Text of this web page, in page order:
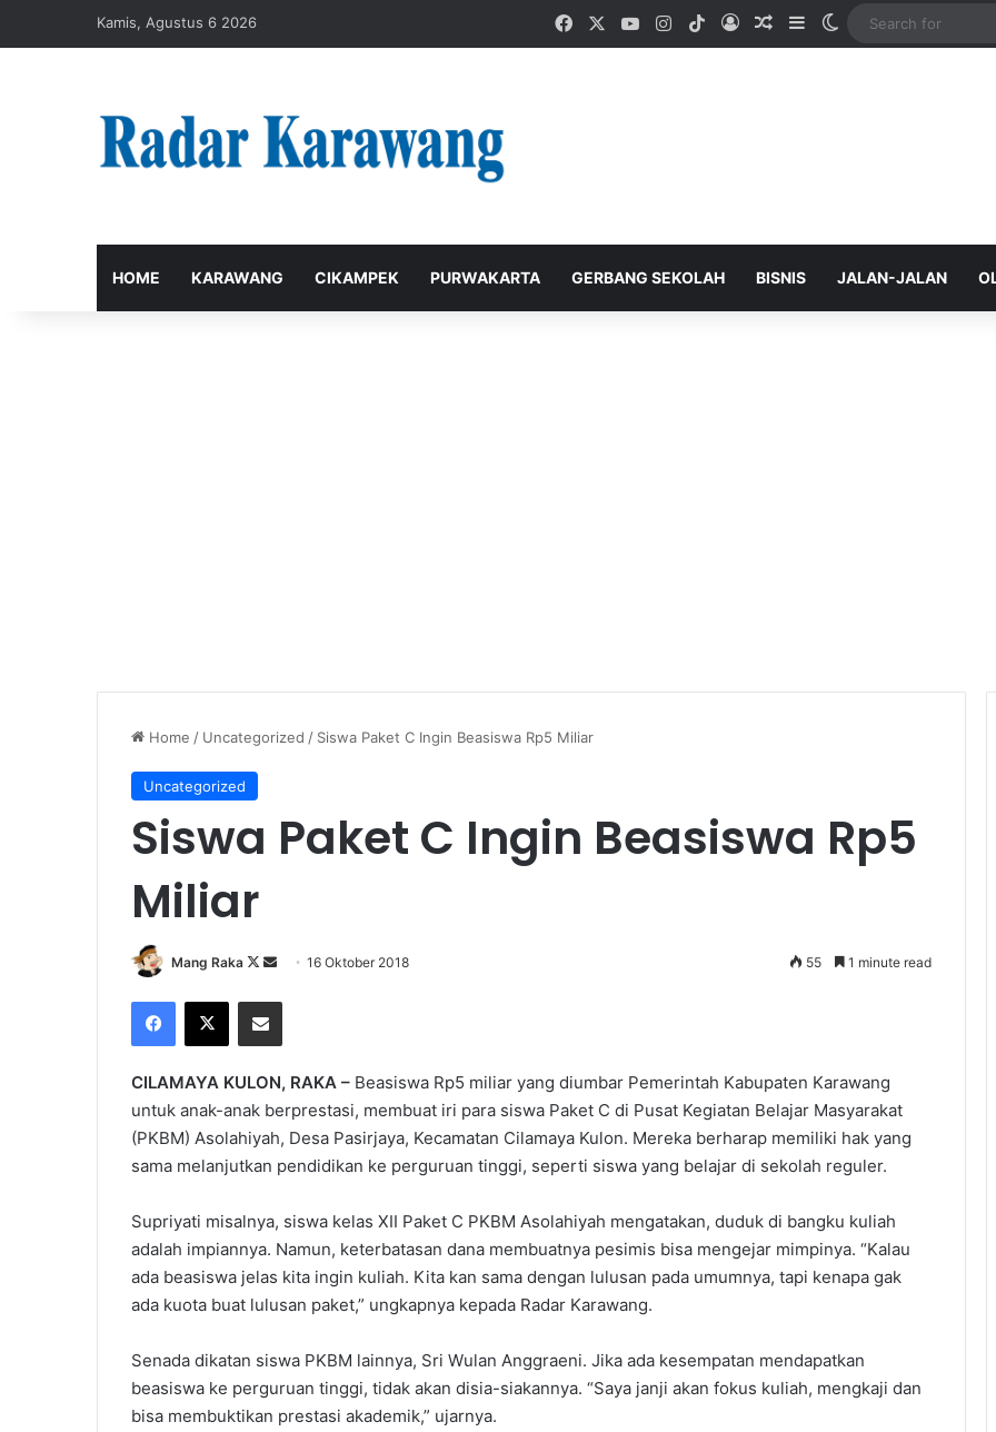
Kamis, Agustus 6 2026 FacebookYouTubeInstagram
TikTokLog InRandom Article
SidebarSwitch skin
HOME KARAWANG CIKAMPEK PURWAKARTA GERBANG SEKOLAH BISNIS JALAN-JALAN
Home / Uncategorized / Siswa Paket C Ingin Beasiswa Rp5 Miliar
Uncategorized
Siswa Paket C Ingin Beasiswa Rp5
Miliar
Mang Raka
Follow
X
Send16 Oktober 2018 55 1 minute read
Facebook
X Share via Email
CILAMAYA KULON, RAKA – Beasiswa Rp5 miliar yang diumbar Pemerintah Kabupaten Karawang
untuk anak-anak berprestasi, membuat iri para siswa Paket C di Pusat Kegiatan Belajar Masyarakat
(PKBM) Asolahiyah, Desa Pasirjaya, Kecamatan Cilamaya Kulon. Mereka berharap memiliki hak yang
sama melanjutkan pendidikan ke perguruan tinggi, seperti siswa yang belajar di sekolah reguler.
Supriyati misalnya, siswa kelas XII Paket C PKBM Asolahiyah mengatakan, duduk di bangku kuliah
adalah impiannya. Namun, keterbatasan dana membuatnya pesimis bisa mengejar mimpinya. “Kalau
ada beasiswa jelas kita ingin kuliah. Kita kan sama dengan lulusan pada umumnya, tapi kenapa gak
ada kuota buat lulusan paket,” ungkapnya kepada Radar Karawang.
Senada dikatan siswa PKBM lainnya, Sri Wulan Anggraeni. Jika ada kesempatan mendapatkan
beasiswa ke perguruan tinggi, tidak akan disia-siakannya. “Saya janji akan fokus kuliah, mengkaji dan
bisa membuktikan prestasi akademik,” ujarnya.